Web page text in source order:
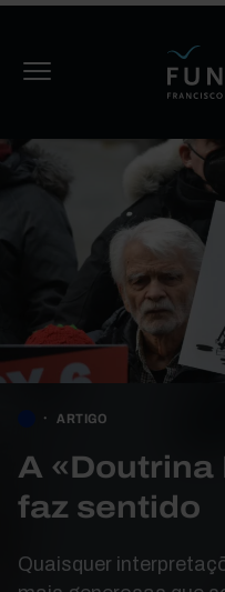
ARTIGO
A «Doutrina
faz sentido
Quaisquer